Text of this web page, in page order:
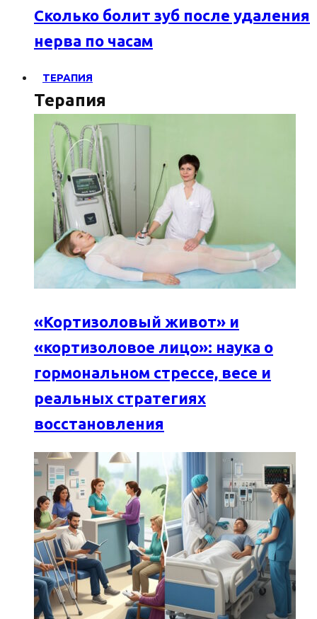
Сколько болит зуб после удаления
нерва по часам
ТЕРАПИЯ
Терапия
«Кортизоловый живот» и
«кортизоловое лицо»: наука о
гормональном стрессе, весе и
реальных стратегиях
восстановления